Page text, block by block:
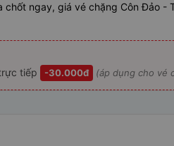
chốt ngay, giá vé chặng Côn Đảo -
tiếp -30.000đ (áp dụng cho vé